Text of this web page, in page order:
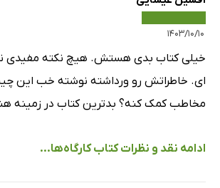
در باب طراحی، زبان و چیزهایی از این دست
درباره ی طبل حلبی / 1979 1978
پادشاهِ اُن
سوارکار روی بام
۱۴۰۳/۱۰/۱۰
خیلی کتاب بدی هستش. هیچ نکته مفیدی
ای. خاطراتش رو ورداشته نوشته خب این
مخاطب کمک کنه؟ بدترین کتاب در زمینه
ادامه نقد و نظرات کتاب کارگاه‌ها...